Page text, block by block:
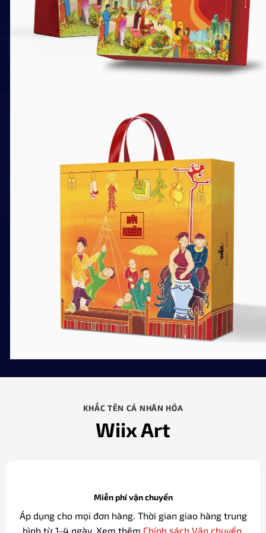
KHẮC TÊN CÁ NHÂN HÓA
Wiix Art
Miễn phí vận chuyển
Áp dụng cho mọi đơn hàng. Thời gian giao hàng trung
bình từ 1-4 ngày. Xem thêm Chính sách Vận chuyển.